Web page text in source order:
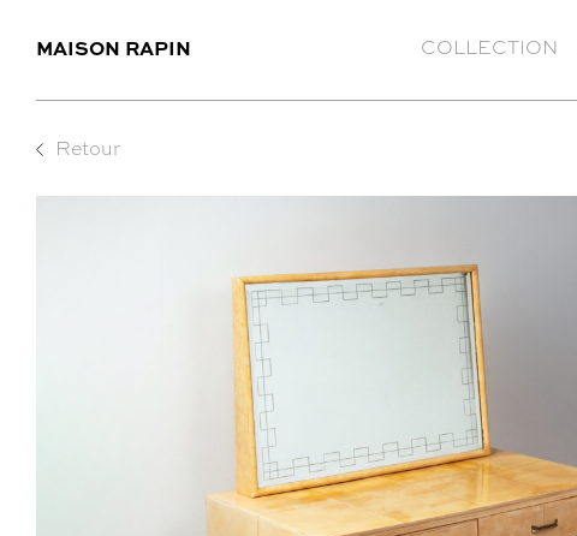
MAISON RAPIN COLLECTION
Retour